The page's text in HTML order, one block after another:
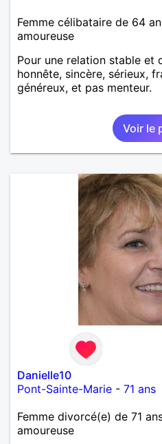
Femme célibataire de 64
amoureuse
Pour une relation stable et
honnête, sincère, sérieux,
généreux, et pas menteur.
Voir le
Danielle10
Pont-Sainte-Marie - 71 ans
Femme divorcé(e) de 71
amoureuse